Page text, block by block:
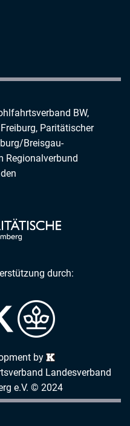
BW,
Paritätischer
Breisgau-
Regionalverbund
durch:
by
Landesverband
e.V. © 2024